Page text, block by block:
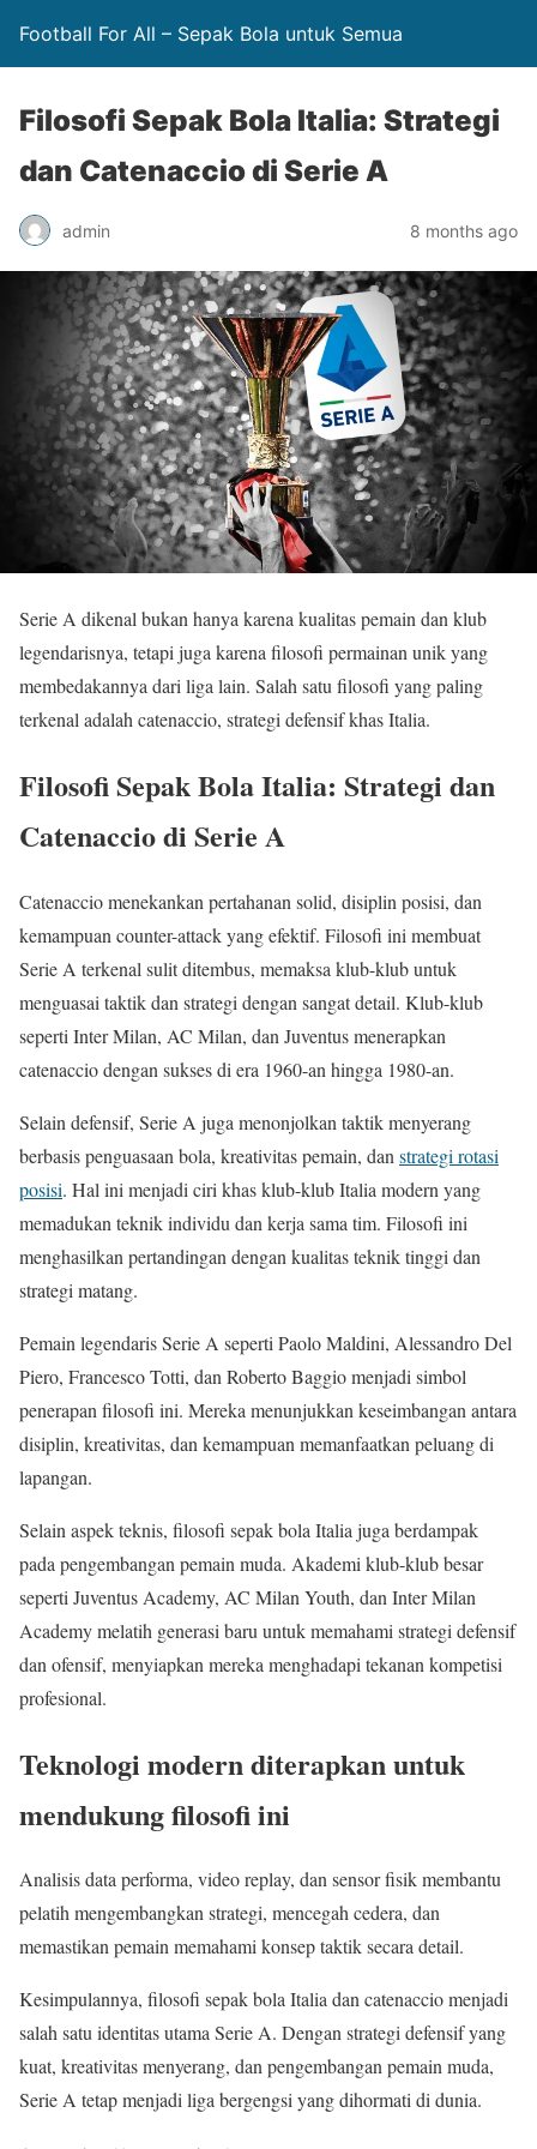
Football For All – Sepak Bola untuk Semua
Filosofi Sepak Bola Italia: Strategi
dan Catenaccio di Serie A
admin 8 months ago
Serie A dikenal bukan hanya karena kualitas pemain dan klub
legendarisnya, tetapi juga karena filosofi permainan unik yang
membedakannya dari liga lain. Salah satu filosofi yang paling
terkenal adalah catenaccio, strategi defensif khas Italia.
Filosofi Sepak Bola Italia: Strategi dan
Catenaccio di Serie A
Catenaccio menekankan pertahanan solid, disiplin posisi, dan
kemampuan counter-attack yang efektif. Filosofi ini membuat
Serie A terkenal sulit ditembus, memaksa klub-klub untuk
menguasai taktik dan strategi dengan sangat detail. Klub-klub
seperti Inter Milan, AC Milan, dan Juventus menerapkan
catenaccio dengan sukses di era 1960-an hingga 1980-an.
Selain defensif, Serie A juga menonjolkan taktik menyerang
berbasis penguasaan bola, kreativitas pemain, dan strategi rotasi
posisi. Hal ini menjadi ciri khas klub-klub Italia modern yang
memadukan teknik individu dan kerja sama tim. Filosofi ini
menghasilkan pertandingan dengan kualitas teknik tinggi dan
strategi matang.
Pemain legendaris Serie A seperti Paolo Maldini, Alessandro Del
Piero, Francesco Totti, dan Roberto Baggio menjadi simbol
penerapan filosofi ini. Mereka menunjukkan keseimbangan antara
disiplin, kreativitas, dan kemampuan memanfaatkan peluang di
lapangan.
Selain aspek teknis, filosofi sepak bola Italia juga berdampak
pada pengembangan pemain muda. Akademi klub-klub besar
seperti Juventus Academy, AC Milan Youth, dan Inter Milan
Academy melatih generasi baru untuk memahami strategi defensif
dan ofensif, menyiapkan mereka menghadapi tekanan kompetisi
profesional.
Teknologi modern diterapkan untuk
mendukung filosofi ini
Analisis data performa, video replay, dan sensor fisik membantu
pelatih mengembangkan strategi, mencegah cedera, dan
memastikan pemain memahami konsep taktik secara detail.
Kesimpulannya, filosofi sepak bola Italia dan catenaccio menjadi
salah satu identitas utama Serie A. Dengan strategi defensif yang
kuat, kreativitas menyerang, dan pengembangan pemain muda,
Serie A tetap menjadi liga bergengsi yang dihormati di dunia.